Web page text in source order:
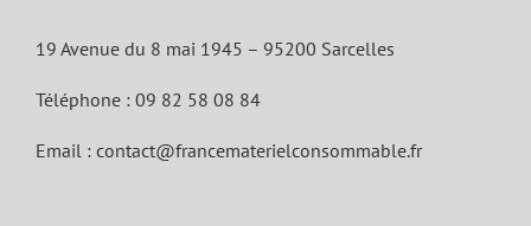
19 Avenue du 8 mai 1945 – 95200 Sarcelles
Téléphone : 09 82 58 08 84
Email : contact@francematerielconsommable.fr